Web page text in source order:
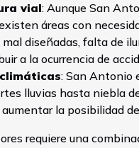
vial: Aunque San
áreas con
diseñadas, falta de
a la ocurrencia de
: San Antonio
lluvias hasta niebla
la posibilidad
requiere una